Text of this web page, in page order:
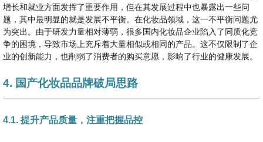
增长和就业方面发挥了重要作用，但在其发展过程中也暴露出一些问
题，其中最明显的就是发展不平衡。在化妆品领域，这一不平衡问题尤
为突出。由于研发力量相对薄弱，很多国内化妆品企业陷入了同质化竞
争的困境，导致市场上充斥着大量相似或相同的产品。这不仅限制了企
业的创新能力，也削弱了消费者的购买意愿，影响了行业的健康发展。
4. 国产化妆品品牌破局思路
4.1. 提升产品质量，注重把握品控